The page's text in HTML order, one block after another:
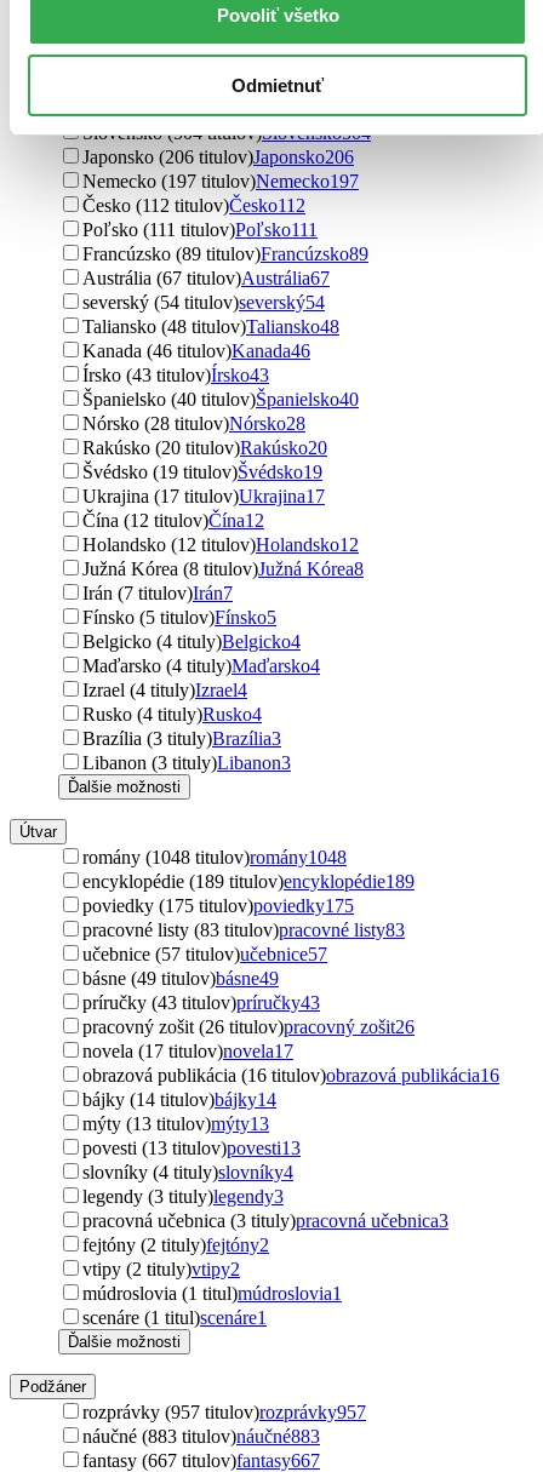
Povoliť všetko
Odmietnuť
zahraničný (2149 titulov)zahraničný2149
Spojené štáty (625 titulov)Spojené štáty
Slovensko (504 titulov)Slovensko504
Japonsko (206 titulov)Japonsko206
Nemecko (197 titulov)Nemecko197
Česko (112 titulov)Česko112
Poľsko (111 titulov)Poľsko111
Francúzsko (89 titulov)Francúzsko89
Austrália (67 titulov)Austrália67
severský (54 titulov)severský54
Taliansko (48 titulov)Taliansko48
Kanada (46 titulov)Kanada46
Írsko (43 titulov)Írsko43
Španielsko (40 titulov)Španielsko40
Nórsko (28 titulov)Nórsko28
Rakúsko (20 titulov)Rakúsko20
Švédsko (19 titulov)Švédsko19
Ukrajina (17 titulov)Ukrajina17
Čína (12 titulov)Čína12
Holandsko (12 titulov)Holandsko12
Južná Kórea (8 titulov)Južná Kórea8
Irán (7 titulov)Irán7
Fínsko (5 titulov)Fínsko5
Belgicko (4 tituly)Belgicko4
Maďarsko (4 tituly)Maďarsko4
Izrael (4 tituly)Izrael4
Rusko (4 tituly)Rusko4
Brazília (3 tituly)Brazília3
Libanon (3 tituly)Libanon3
Ďalšie možnosti
Útvar
romány (1048 titulov)romány1048
encyklopédie (189 titulov)encyklopédie189
poviedky (175 titulov)poviedky175
pracovné listy (83 titulov)pracovné listy83
učebnice (57 titulov)učebnice57
básne (49 titulov)básne49
príručky (43 titulov)príručky43
pracovný zošit (26 titulov)pracovný zošit26
novela (17 titulov)novela17
obrazová publikácia (16 titulov)obrazová publikácia16
bájky (14 titulov)bájky14
mýty (13 titulov)mýty13
povesti (13 titulov)povesti13
slovníky (4 tituly)slovníky4
legendy (3 tituly)legendy3
pracovná učebnica (3 tituly)pracovná učebnica3
fejtóny (2 tituly)fejtóny2
vtipy (2 tituly)vtipy2
múdroslovia (1 titul)múdroslovia1
scenáre (1 titul)scenáre1
Ďalšie možnosti
Podžáner
rozprávky (957 titulov)rozprávky957
náučné (883 titulov)náučné883
fantasy (667 titulov)fantasy667